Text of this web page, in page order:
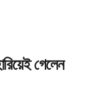
গেলেন